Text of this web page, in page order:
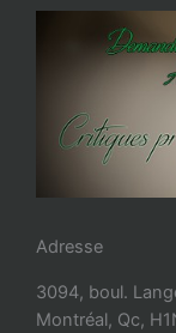
Adresse
3094, boul.
Montréal, Qc,